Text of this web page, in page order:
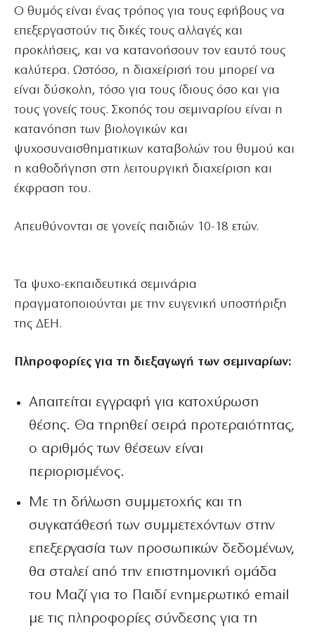
Ο θυμός είναι ένας τρόπος για τους εφήβους να
επεξεργαστούν τις δικές τους αλλαγές και
προκλήσεις, και να κατανοήσουν τον εαυτό τους
καλύτερα. Ωστόσο, η διαχείρισή του μπορεί να
είναι δύσκολη, τόσο για τους ίδιους όσο και για
τους γονείς τους. Σκοπός του σεμιναρίου είναι η
κατανόηση των βιολογικών και
ψυχοσυναισθηματικων καταβολών του θυμού και
η καθοδήγηση στη λειτουργική διαχείριση και
έκφραση του.
Απευθύνονται σε γονείς παιδιών 10-18 ετών.
Τα ψυχο-εκπαιδευτικά σεμινάρια
πραγματοποιούνται με την ευγενική υποστήριξη
της ΔΕΗ.
Πληροφορίες για τη διεξαγωγή των σεμιναρίων:
Απαιτείται εγγραφή για κατοχύρωση
θέσης. Θα τηρηθεί σειρά προτεραιότητας,
ο αριθμός των θέσεων είναι
περιορισμένος.
Με τη δήλωση συμμετοχής και τη
συγκατάθεσή των συμμετεχόντων στην
επεξεργασία των προσωπικών δεδομένων,
θα σταλεί από την επιστημονική ομάδα
του Μαζί για το Παιδί ενημερωτικό email
με τις πληροφορίες σύνδεσης για τη